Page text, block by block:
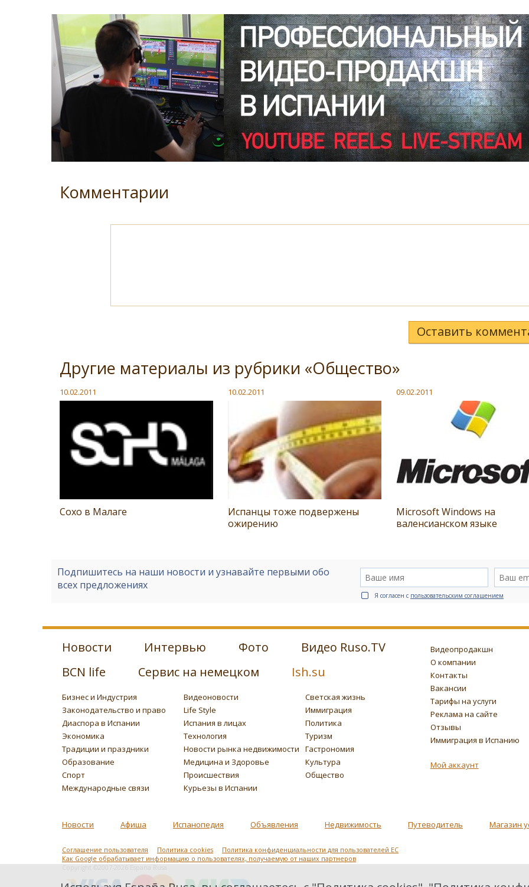
Комментарии
Оставить
Другие материалы из рубрики «Общество»
10.02.2011
Сохо в Малаге
10.02.2011
Испанцы тоже подвержены
ожирению
09.02.2011
Microsoft Windows на
валенсианском языке
Подпишитесь на наши новости и узнавайте первыми обо
всех предложениях
Я согласен с пользовательским соглашением
Новости Интервью Фото
Видео Ruso.TV
BCN life
Сервис на немецком Ish.su
Бизнес и Индустрия Видеоновости
Светская жизнь
Законодательство и право
Life Style
Иммиграция
Диаспора в Испании
Испания в лицах
Политика
Экономика
Технология
Туризм
Традиции и праздники
Новости рынка недвижимости
Гастрономия
Образование
Медицина и Здоровье
Культура
Спорт
Происшествия
Общество
Международные связи
Курьезы в Испании
Видеопродакшн
О компании
Контакты
Вакансии
Тарифы на услуги
Реклама на сайте
Отзывы
Иммиграция в Испанию
Мой аккаунт
Новости Афиша Испанопедия Объявления Недвижимость Путеводитель Магазин
Соглашение пользователя Политика cookies
Политика конфиденциальности для пользователей ЕС
Как Google обрабатывает информацию о пользователях, получаемую от наших партнеров